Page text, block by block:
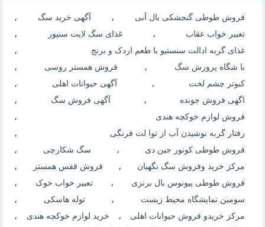
فروش طوطی گنجشکی بال آبی ، آگهی خرید سگ ،
تعبیر خواب عقاب ، غذای سگ لایت سنیور ،
غذای گربه ادالت سنستیو با طعم اردک و برنج ،
با شگاه پرورش سگ ، فروش همستر روسی ،
کبوتر چشم لخت ، آگهی حیوانات اهلی ،
اگهی فروش جونده ، آگهی فروش سگ ،
فروش لوازم خوکچه هندی ،
رفتار گربه نوشیدن آب از توا لت فرنگی ،
فروش طوطی کونور جین دی ، سگ شکارچی ،
مرکز خرید وفروش سگ نگهبان ، فروش قفس همستر ،
فروش طوطی پیونوس بال برنزی ، تعبیر خواب خوک ،
سومین نمایشگاه محیط زیست ، توله هاسکی ،
مرکز خریدو فروش حیوانات اهلی ، خرید لوازم خوکچه هندی ،